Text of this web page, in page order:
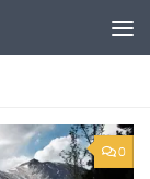
0